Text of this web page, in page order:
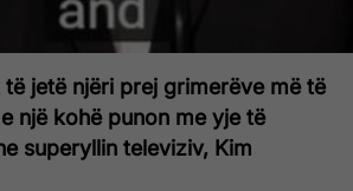
jetë njëri prej grimerëve më të
një kohë punon me yje të
superyllin televiziv, Kim